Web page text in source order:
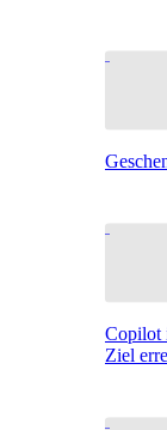
Copilot
Ziel